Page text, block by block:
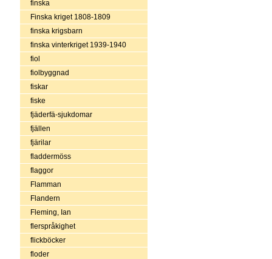
finska
Finska kriget 1808-1809
finska krigsbarn
finska vinterkriget 1939-1940
fiol
fiolbyggnad
fiskar
fiske
fjäderfä-sjukdomar
fjällen
fjärilar
fladdermöss
flaggor
Flamman
Flandern
Fleming, Ian
flerspråkighet
flickböcker
floder